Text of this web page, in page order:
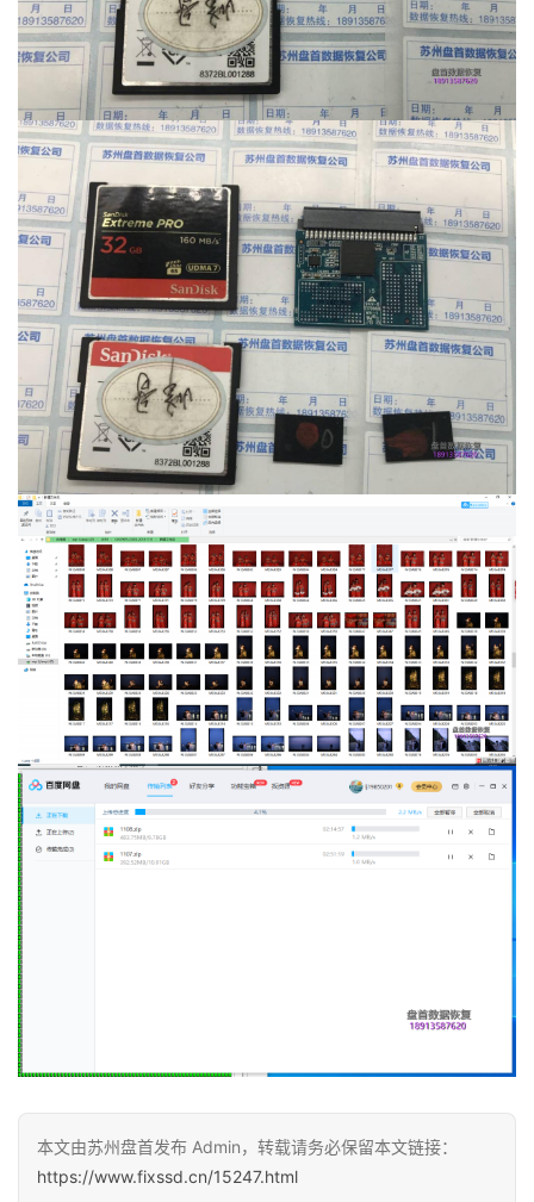
本文由苏州盘首发布 Admin，转载请务必保留本文链接：
https://www.fixssd.cn/15247.html